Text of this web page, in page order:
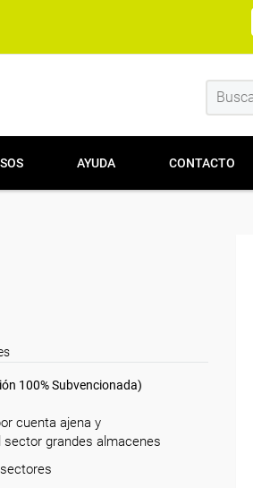
AYUDA CONTACTO
100% Subvencionada)
cuenta ajena y
grandes almacenes